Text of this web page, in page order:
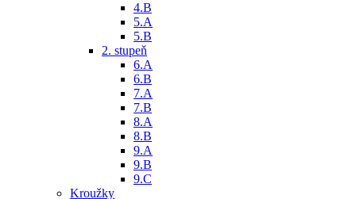
4.B
5.A
5.B
2. stupeň
6.A
6.B
7.A
7.B
8.A
8.B
9.A
9.B
9.C
Kroužky